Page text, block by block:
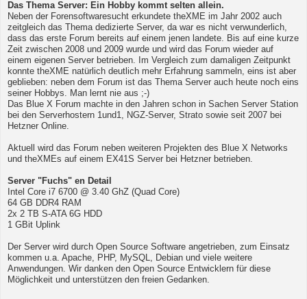
Das Thema Server: Ein Hobby kommt selten allein.
Neben der Forensoftwaresucht erkundete theXME im Jahr 2002 auch
zeitgleich das Thema dedizierte Server, da war es nicht verwunderlich,
dass das erste Forum bereits auf einem jenen landete. Bis auf eine kurze
Zeit zwischen 2008 und 2009 wurde und wird das Forum wieder auf
einem eigenen Server betrieben. Im Vergleich zum damaligen Zeitpunkt
konnte theXME natürlich deutlich mehr Erfahrung sammeln, eins ist aber
geblieben: neben dem Forum ist das Thema Server auch heute noch eins
seiner Hobbys. Man lernt nie aus ;-)
Das Blue X Forum machte in den Jahren schon in Sachen Server Station
bei den Serverhostern 1und1, NGZ-Server, Strato sowie seit 2007 bei
Hetzner Online.
Aktuell wird das Forum neben weiteren Projekten des Blue X Networks
und theXMEs auf einem EX41S Server bei Hetzner betrieben.
Server "Fuchs" en Detail
Intel Core i7 6700 @ 3.40 GhZ (Quad Core)
64 GB DDR4 RAM
2x 2 TB S-ATA 6G HDD
1 GBit Uplink
Der Server wird durch Open Source Software angetrieben, zum Einsatz
kommen u.a. Apache, PHP, MySQL, Debian und viele weitere
Anwendungen. Wir danken den Open Source Entwicklern für diese
Möglichkeit und unterstützen den freien Gedanken.